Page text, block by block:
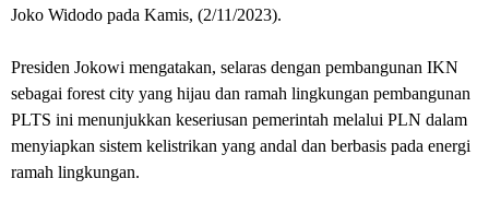
Joko Widodo pada Kamis, (2/11/2023).
Presiden Jokowi mengatakan, selaras dengan pembangunan IKN
sebagai forest city yang hijau dan ramah lingkungan pembangunan
PLTS ini menunjukkan keseriusan pemerintah melalui PLN dalam
menyiapkan sistem kelistrikan yang andal dan berbasis pada energi
ramah lingkungan.